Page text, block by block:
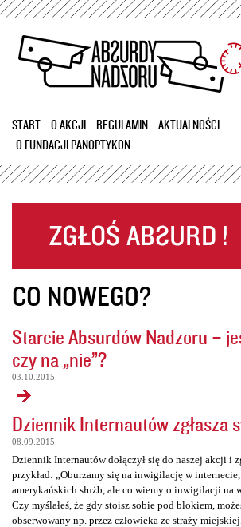
Przejdź
treści
START O AKCJI REGULAMIN
AKTUALNOŚCI
O FUNDACJI PANOPTYKON
CO NOWEGO?
Starcie Absurdów Nadzoru –
czy na „nie”?
03.10.2015
Dziennik Internautów zgłasza
08.09.2015
Dziennik Internautów dołączył się do naszej akcji i
przykład: „Oburzamy się na inwigilację w internecie,
amerykańskich służb, ale co wiemy o inwigilacji na
Czy myślałeś, że gdy stoisz sobie pod blokiem,
obserwowany np. przez człowieka ze straży